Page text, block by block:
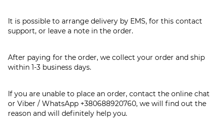
It is possible to arrange delivery by EMS, for this contact
support, or leave a note in the order.
After paying for the order, we collect your order and ship
within 1-3 business days.
If you are unable to place an order, contact the online chat
or Viber / WhatsApp +380688920760, we will find out the
reason and will definitely help you.